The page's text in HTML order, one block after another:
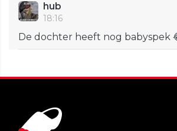
hub
18:16
De dochter heeft nog babyspek